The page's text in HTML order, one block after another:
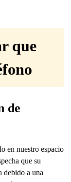
que
de
en nuestro espacio
que su
debido a una